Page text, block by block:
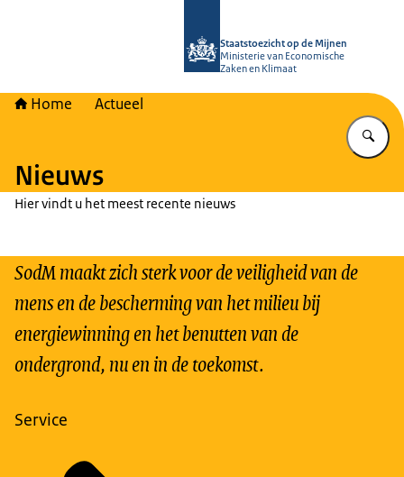
Staatstoezicht op de Mijnen
Ministerie van Economische
Zaken en Klimaat
Home Actueel
Nieuws
Hier vindt u het meest recente nieuws
SodM maakt zich sterk voor de veiligheid van de
mens en de bescherming van het milieu bij
energiewinning en het benutten van de
ondergrond, nu en in de toekomst.
Service